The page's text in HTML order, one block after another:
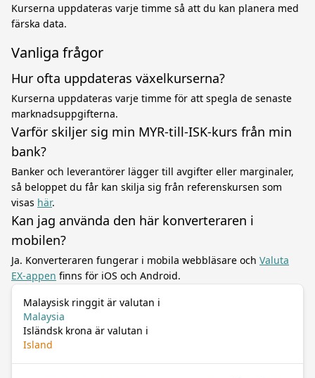
Kurserna uppdateras varje timme så att du kan planera med
färska data.
Vanliga frågor
Hur ofta uppdateras växelkurserna?
Kurserna uppdateras varje timme för att spegla de senaste
marknadsuppgifterna.
Varför skiljer sig min MYR-till-ISK-kurs från min
bank?
Banker och leverantörer lägger till avgifter eller marginaler,
så beloppet du får kan skilja sig från referenskursen som
visas här.
Kan jag använda den här konverteraren i
mobilen?
Ja. Konverteraren fungerar i mobila webbläsare och Valuta
EX-appen finns för iOS och Android.
Malaysisk ringgit är valutan i
Malaysia
Isländsk krona är valutan i
Island